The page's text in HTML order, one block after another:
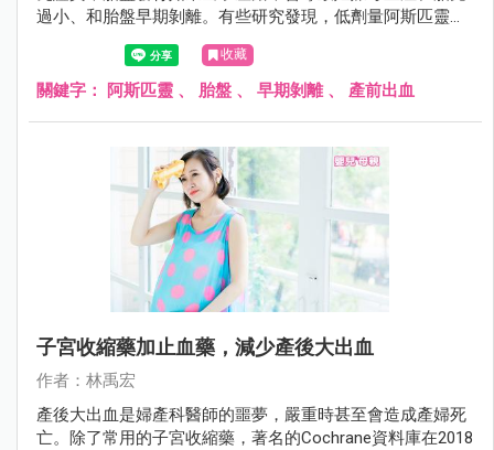
過小、和胎盤早期剝離。有些研究發現，低劑量阿斯匹靈
（每天80～100毫克）有預防的效果，但是有些研究則認為
沒有差別。美國婦產科學期刊（American Journal of
Obstetrics and Gynecology）在2018年5月份有一項綜合分析
收藏
關鍵字： 阿斯匹靈 、 胎盤 、 早期剝離、 產前出血
子宮收縮藥加止血藥，減少產後大出血
作者：林禹宏
產後大出血是婦產科醫師的噩夢，嚴重時甚至會造成產婦死
亡。除了常用的子宮收縮藥，著名的Cochrane資料庫在2018